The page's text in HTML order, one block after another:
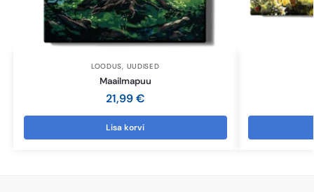
LOODUS, UUDISED
Maailmapuu
21,99€
Lisa korvi